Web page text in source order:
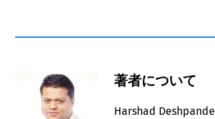
著者について
Harshad Deshpande